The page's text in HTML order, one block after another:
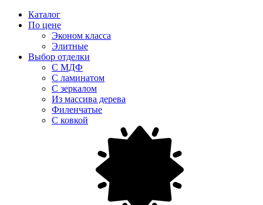
Каталог
По цене
Эконом класса
Элитные
Выбор отделки
С МДФ
С ламинатом
С зеркалом
Из массива дерева
Филенчатые
С ковкой